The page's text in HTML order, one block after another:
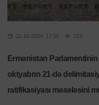
11-10-2024, 17:55 723
Ermənistan
oktyabrın 21-də
ratifikasiyası məsələsini